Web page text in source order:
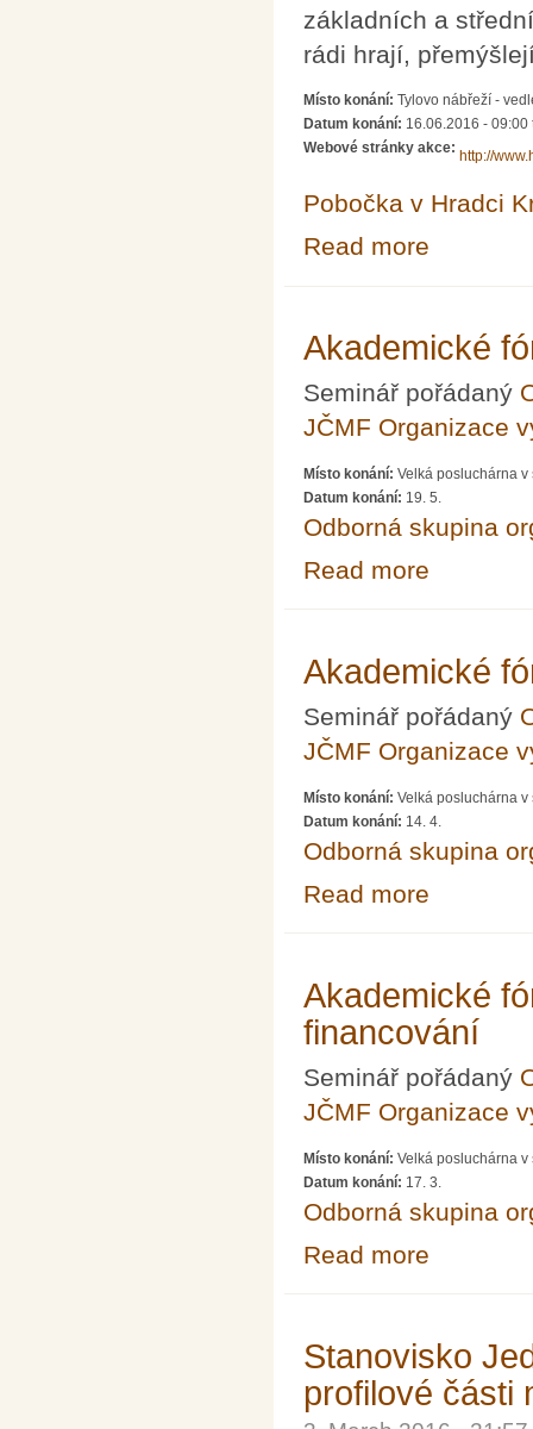
základních a
rádi hrají,
Místo konání: Tylovo nábřeží -
Datum konání: 16.06.2016 - 09:00
Webové stránky akce:
http://
Pobočka v Hradci
Read more
Akademické
Seminář pořádaný
JČMF Organizace
Místo konání: Velká posluchárna v
Datum konání: 19. 5.
Odborná skupina
Read more
Akademické
Seminář pořádaný
JČMF Organizace
Místo konání: Velká posluchárna v
Datum konání: 14. 4.
Odborná skupina
Read more
Akademické
financování
Seminář pořádaný
JČMF Organizace
Místo konání: Velká posluchárna v
Datum konání: 17. 3.
Odborná skupina
Read more
Stanovisko
profilové části